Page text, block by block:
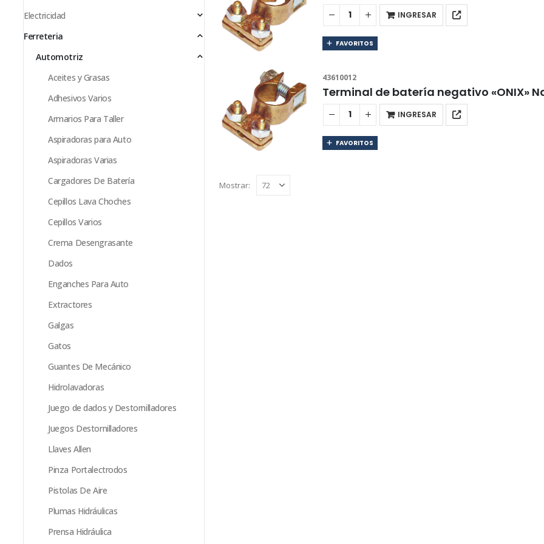
INGRESAR
FAVORITOS
43610012
Terminal de batería negativo «ONIX»
INGRESAR
FAVORITOS
Mostrar:
Electricidad
Ferreteria
Automotriz
Aceites y Grasas
Adhesivos Varios
Armarios Para Taller
Aspiradoras para Auto
Aspiradoras Varias
Cargadores De Batería
Cepillos Lava Choches
Cepillos Varios
Crema Desengrasante
Dados
Enganches Para Auto
Extractores
Galgas
Gatos
Guantes De Mecánico
Hidrolavadoras
Juego de dados y Destornilladores
Juegos Destornilladores
Llaves Allen
Pinza Portalectrodos
Pistolas De Aire
Plumas Hidráulicas
Prensa Hidráulica